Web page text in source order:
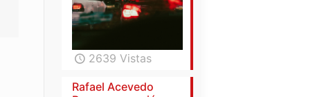
2639 Vistas
Rafael Acevedo